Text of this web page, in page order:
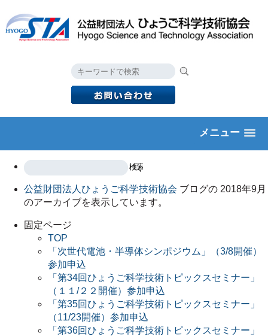
メニュー
公益財団法人ひょうご科学技術協会 ブログの 2018年9月
のアーカイブを表示しています。
固定ページ
TOP
「次世代電池・半導体シンポジウム」（3/8開催）
参加申込
「第34回ひょうご科学技術トピックスセミナー」
（１１/２２開催）参加申込
「第35回ひょうご科学技術トピックスセミナー」
（11/23開催）参加申込
「第36回ひょうご科学技術トピックスセミナー」